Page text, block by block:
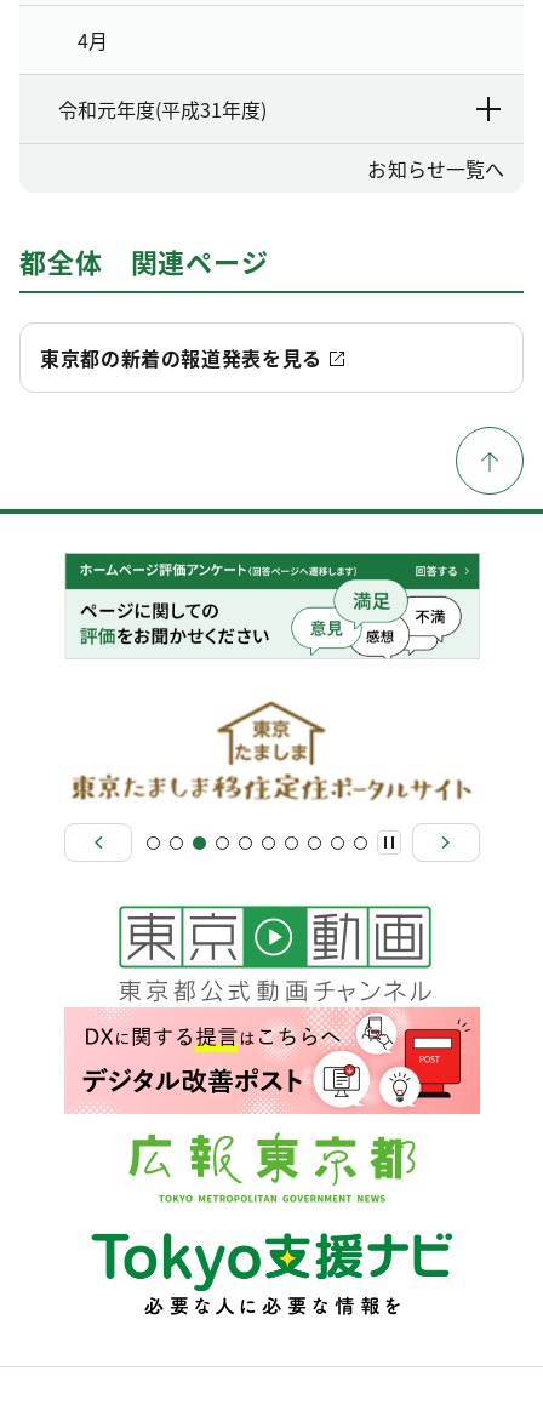
4月
令和元年度(平成31年度)
お知らせ一覧へ
都全体 関連ページ
東京都の新着の報道発表を見る